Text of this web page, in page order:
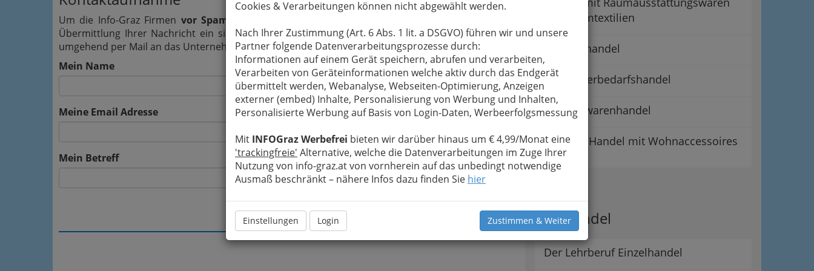
Cookies & Verarbeitungen können nicht abgewählt werden.
Nach Ihrer Zustimmung (Art. 6 Abs. 1 lit. a DSGVO) führen wir und unsere
Partner folgende Datenverarbeitungsprozesse durch:
Informationen auf einem Gerät speichern, abrufen und verarbeiten,
Verarbeiten von Geräteinformationen welche aktiv durch das Endgerät
übermittelt werden, Webanalyse, Webseiten-Optimierung, Anzeigen
externer (embed) Inhalte, Personalisierung von Werbung und Inhalten,
Personalisierte Werbung auf Basis von Login-Daten, Werbeerfolgsmessung
Mit INFOGraz Werbefrei bieten wir darüber hinaus um € 4,99/Monat eine
'trackingfreie' Alternative, welche die Datenverarbeitungen im Zuge Ihrer
Nutzung von info-graz.at von vornherein auf das unbedingt notwendige
Ausmaß beschränkt – nähere Infos dazu finden Sie hier
Einstellungen Login Zustimmen & Weiter
Um die Info-Graz Firmen vor Spam-Mails zu bewahren
Übermittlung Ihrer Nachricht ein sicheres Formular. Ihre Nachricht wird nach dem Absenden
umgehend per Mail an das Unternehmen J. Poglitsch GmbH weitergeleitet.
Mein Name
Meine Email Adresse
Mein Betreff
Meine Nachricht
Meine Nachricht senden
und Heimtextilien
Tapetenhandel
Tapeziererbedarfshandel
Teppichwarenhandel
Handel mit Wohnaccessoires
Der Handel
Der Lehrberuf Einzelhandel